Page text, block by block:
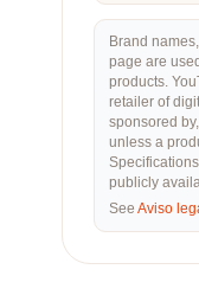
Brand
page are
products.
retailer of
sponsored
unless a
publicly
See Aviso